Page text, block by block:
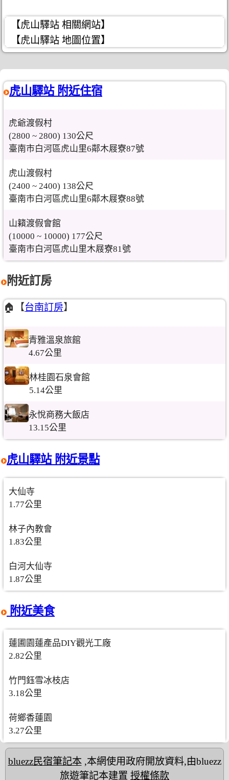
【虎山驛站 相關網站】
【虎山驛站 地圖位置】
虎山驛站 附近住宿
虎爺渡假村
(2800 ~ 2800) 130公尺
臺南市白河區虎山里6鄰木屐寮87號
虎山渡假村
(2400 ~ 2400) 138公尺
臺南市白河區虎山里6鄰木屐寮88號
山籟渡假會館
(10000 ~ 10000) 177公尺
臺南市白河區虎山里木屐寮81號
附近訂房
🏠【台南訂房】
青雅溫泉旅館
4.67公里
林桂園石泉會館
5.14公里
永悅商務大飯店
13.15公里
虎山驛站 附近景點
大仙寺
1.77公里
林子內教會
1.83公里
白河大仙寺
1.87公里
附近美食
蓮圃園蓮產品DIY觀光工廠
2.82公里
竹門鈺雪冰枝店
3.18公里
荷鄉香蓮園
3.27公里
bluezz民宿筆記本,本網使用政府開放資料,由bluezz
旅遊筆記本建置 授權條款